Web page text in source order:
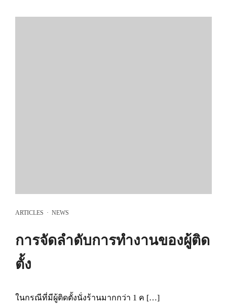
ARTICLES · NEWS
การจัดลำดับการทำงานของผู้ติด
ตั้ง
ในกรณีที่มีผู้ติดตั้งนั่งร้านมากกว่า 1 ค […]